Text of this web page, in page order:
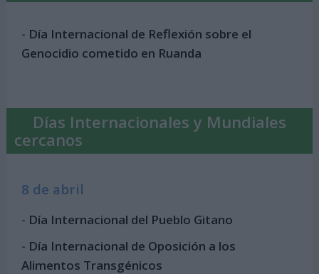
- Día Internacional de Reflexión sobre el
Genocidio cometido en Ruanda
Días Internacionales y Mundiales
cercanos
8 de abril
- Día Internacional del Pueblo Gitano
- Día Internacional de Oposición a los
Alimentos Transgénicos